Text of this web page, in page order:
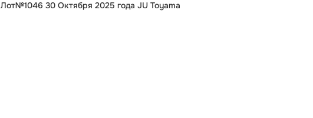
Лот№1046 30 Октября 2025 года JU Toyama